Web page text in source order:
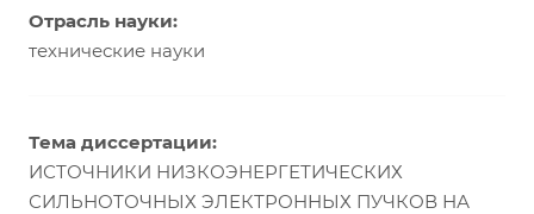
Отрасль науки:
технические науки
Тема диссертации:
ИСТОЧНИКИ НИЗКОЭНЕРГЕТИЧЕСКИХ
СИЛЬНОТОЧНЫХ ЭЛЕКТРОННЫХ ПУЧКОВ НА